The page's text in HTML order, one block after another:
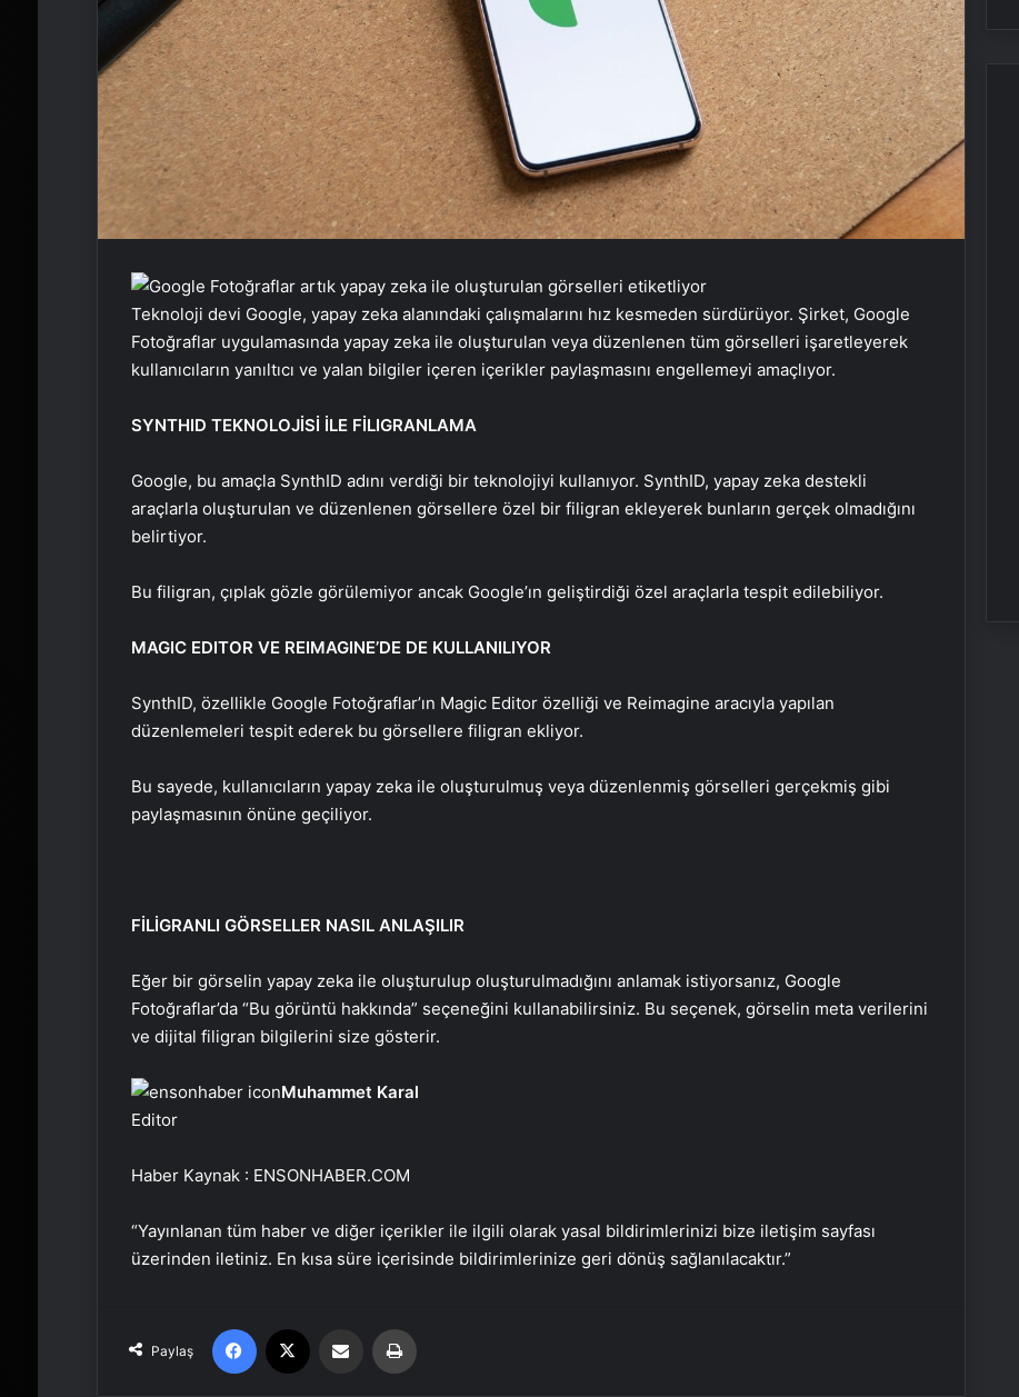
Teknoloji devi Google, yapay zeka alanındaki çalışmalarını hız kesmeden sürdürüyor. Şirket, Google
Fotoğraflar uygulamasında yapay zeka ile oluşturulan veya düzenlenen tüm görselleri işaretleyerek
kullanıcıların yanıltıcı ve yalan bilgiler içeren içerikler paylaşmasını engellemeyi amaçlıyor.
SYNTHID TEKNOLOJİSİ İLE FİLIGRANLAMA
Google, bu amaçla SynthID adını verdiği bir teknolojiyi kullanıyor. SynthID, yapay zeka destekli
araçlarla oluşturulan ve düzenlenen görsellere özel bir filigran ekleyerek bunların gerçek olmadığını
belirtiyor.
Bu filigran, çıplak gözle görülemiyor ancak Google’ın geliştirdiği özel araçlarla tespit edilebiliyor.
MAGIC EDITOR VE REIMAGINE’DE DE KULLANILIYOR
SynthID, özellikle Google Fotoğraflar’ın Magic Editor özelliği ve Reimagine aracıyla yapılan
düzenlemeleri tespit ederek bu görsellere filigran ekliyor.
Bu sayede, kullanıcıların yapay zeka ile oluşturulmuş veya düzenlenmiş görselleri gerçekmiş gibi
paylaşmasının önüne geçiliyor.
FİLİGRANLI GÖRSELLER NASIL ANLAŞILIR
Eğer bir görselin yapay zeka ile oluşturulup oluşturulmadığını anlamak istiyorsanız, Google
Fotoğraflar’da “Bu görüntü hakkında” seçeneğini kullanabilirsiniz. Bu seçenek, görselin meta verilerini
ve dijital filigran bilgilerini size gösterir.
Muhammet Karal
Editor
Haber Kaynak : ENSONHABER.COM
“Yayınlanan tüm haber ve diğer içerikler ile ilgili olarak yasal bildirimlerinizi bize iletişim sayfası
üzerinden iletiniz. En kısa süre içerisinde bildirimlerinize geri dönüş sağlanılacaktır.”
Paylaş
Facebook Email'den paylaş
Victor Osimhen: Çok büyük bir karar
almam gerekiyor
iPhone 17 kamerası nasıl olacak: İşte